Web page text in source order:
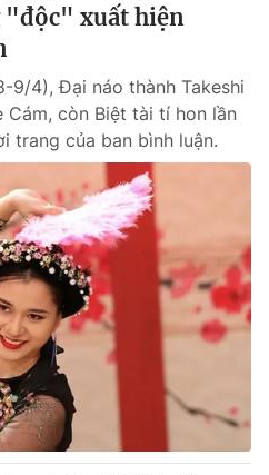
"độc" xuất hiện
9/4), Đại náo thành Takeshi
còn Biệt tài tí hon lần
trang của ban bình luận.